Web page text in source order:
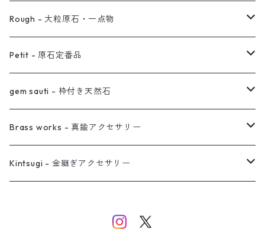
ノンホールピアス
オーダー用ページ
真鍮イヤーカフ
ヘアアクセサリー
リング
ネックレス
ピアス
イヤーカフ
バングル
Rough - 大粒原石・一点物
ピアス
リング
ネックレス
イヤーカフ
Petit - 原石定番品
ピアス
リング
ネックレス
gem sauti - 枠付き天然石
ピアス
ネックレス
Brass works - 真鍮アクセサリー
リング
Kintsugi - 金継ぎアクセサリー